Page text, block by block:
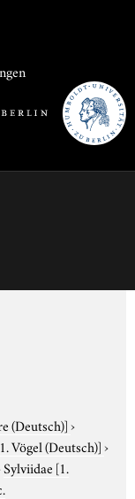
(Deutsch)]›
Vögel (Deutsch)]›
Sylviidae [1.